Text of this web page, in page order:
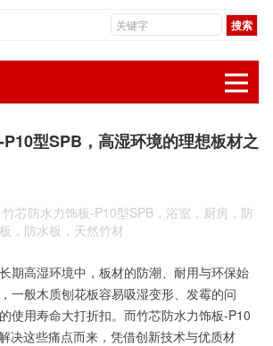
型SPB，高湿环境的理想板材之
芯防水力饰板-P10型SPB，浴室，厨房，防
，防水板，天然竹材
期高湿环境中，板材的防潮、耐用与环保始
一般木质刨花板容易吸湿变形、发霉的问
使用寿命大打折扣。而竹芯防水力饰板-P10
决这些痛点而来，凭借创新技术与优质材